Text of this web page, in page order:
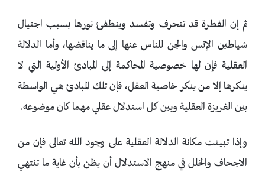
ثم إن الفطرة قد تنحرف وتفسد وينطفئ نورها بسبب اجتيال
شياطين الإنس والجن للناس عنها إلى ما يناقضها، وأما الدلالة
العقلية فإن لها خصوصية المحاكمة إلى المبادئ الأولية التي لا
ينكرها إلا من ينكر خاصية العقل، فإن تلك المبادئ هي الواسطة
بين الغريزة العقلية وبين كل استدلال عقلي مهما كان موضوعه.
وإذا تبينت مكانة الدلالة العقلية على وجود الله تعالى فإن من
الاجحاف والخلل في منهج الاستدلال أن يظن بأن غاية ما تنتهي